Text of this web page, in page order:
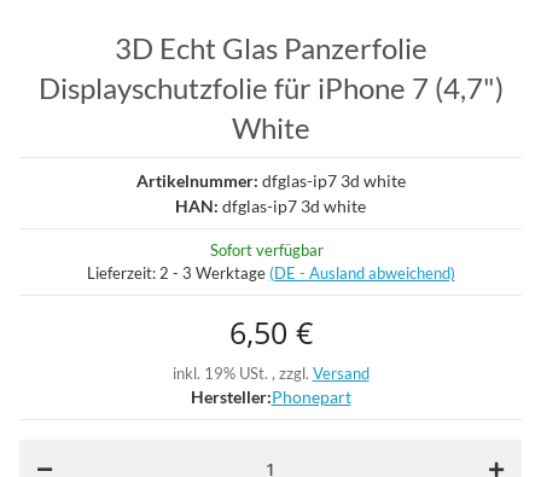
3D Echt Glas Panzerfolie
Displayschutzfolie für iPhone 7 (4,7")
White
Artikelnummer: dfglas-ip7 3d white
HAN: dfglas-ip7 3d white
Sofort verfügbar
Lieferzeit: 2 - 3 Werktage (DE - Ausland abweichend)
6,50 €
inkl. 19% USt. , zzgl. Versand
Hersteller:Phonepart